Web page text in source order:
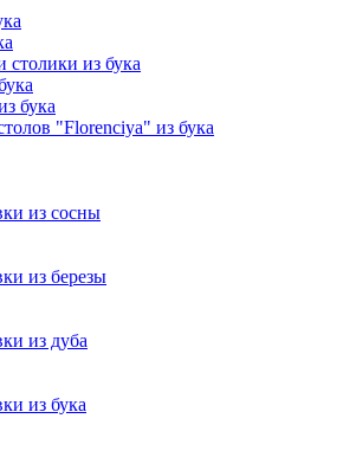
из бука
бука
"Florenciya" из бука
из сосны
из березы
из дуба
из бука